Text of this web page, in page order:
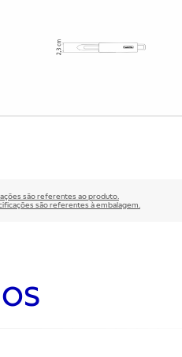
são referentes ao produto.
são referentes à embalagem.